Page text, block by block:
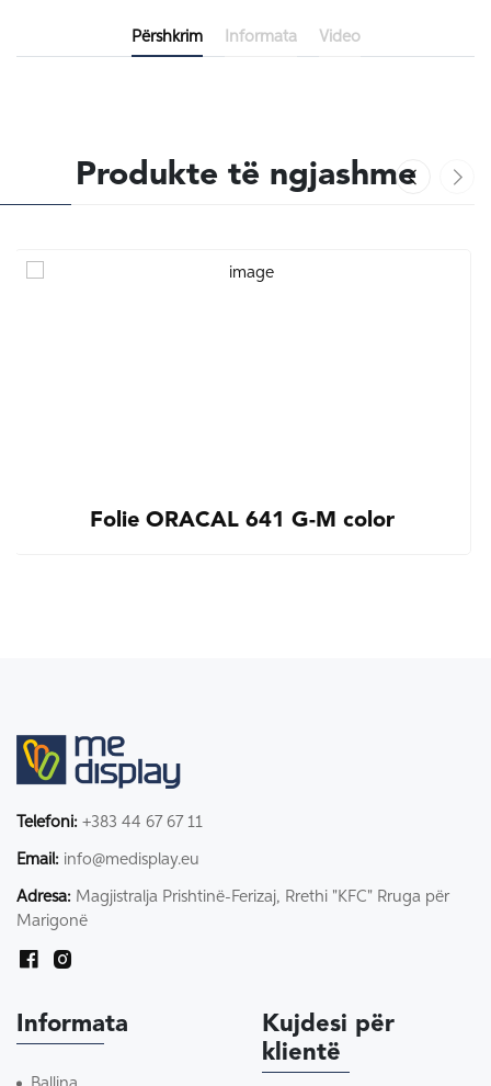
Përshkrim Informata Video
Produkte të ngjashme
Folie ORACAL 641 G-M color
Telefoni: +383 44 67 67 11
Email: info@medisplay.eu
Adresa: Magjistralja Prishtinë-Ferizaj, Rrethi "KFC" Rruga për
Marigonë
Informata
Kujdesi për
klientë